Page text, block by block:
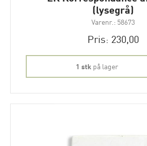
(lysegrå)
Varenr.: 58673
Pris: 230,00
1 stk på lager